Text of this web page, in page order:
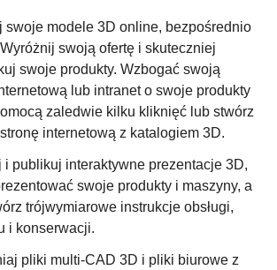
swoje modele 3D online, bezpośrednio
swoją ofertę i skuteczniej
swoje produkty. Wzbogać swoją
lub intranet o swoje produkty
zaledwie kilku kliknięć lub stwórz
internetową z katalogiem 3D.
i publikuj interaktywne prezentacje 3D,
swoje produkty i maszyny, a
trójwymiarowe instrukcje obsługi,
i konserwacji.
pliki multi-CAD 3D i pliki biurowe z